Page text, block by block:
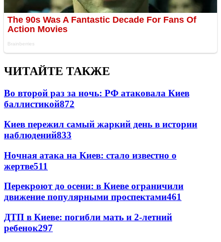
ЧИТАЙТЕ ТАКЖЕ
Во второй раз за ночь: РФ атаковала Киев
баллистикой872
Киев пережил самый жаркий день в истории
наблюдений833
Ночная атака на Киев: стало известно о
жертве511
Перекроют до осени: в Киеве ограничили
движение популярными проспектами461
ДТП в Киеве: погибли мать и 2-летний
ребенок297